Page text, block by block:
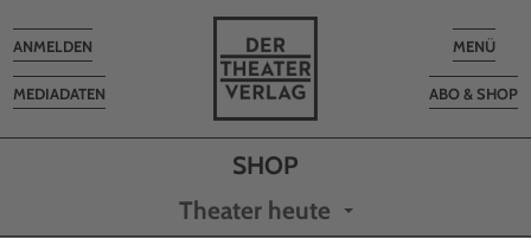
Toggle
MENÜ
ABO & SHOP
MEDIADATEN
Toggle
navigation
ANMELDEN
Theater heute